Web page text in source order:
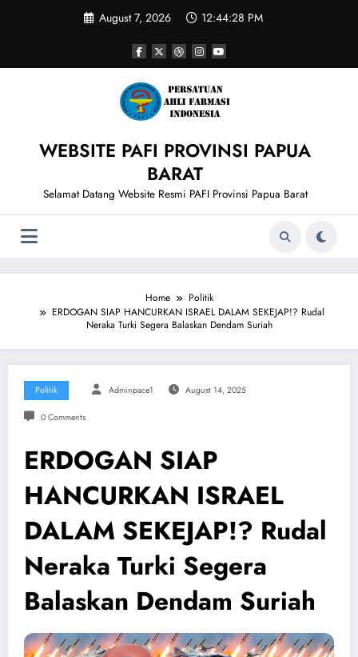
August 7, 2026 12:44:28 PM
WEBSITE PAFI PROVINSI PAPUA
BARAT
Selamat Datang Website Resmi PAFI Provinsi Papua Barat
Home
Politik
ERDOGAN SIAP HANCURKAN ISRAEL DALAM SEKEJAP!? Rudal
Neraka Turki Segera Balaskan Dendam Suriah
Politik Adminpace1 August 14, 2025
0 Comments
ERDOGAN SIAP
HANCURKAN ISRAEL
DALAM SEKEJAP!? Rudal
Neraka Turki Segera
Balaskan Dendam Suriah